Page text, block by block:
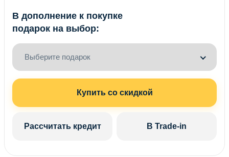
В дополнение к покупке
подарок на выбор:
Выберите подарок
Купить со скидкой
Рассчитать кредит В Trade-in